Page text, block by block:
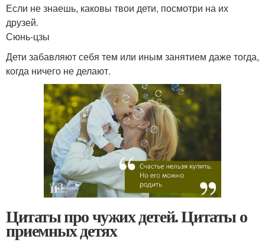
Если не знаешь, каковы твои дети, посмотри на их
друзей.
Сюнь-цзы
Дети забавляют себя тем или иным занятием даже тогда,
когда ничего не делают.
Цитаты про чужих детей. Цитаты о
приемных детях